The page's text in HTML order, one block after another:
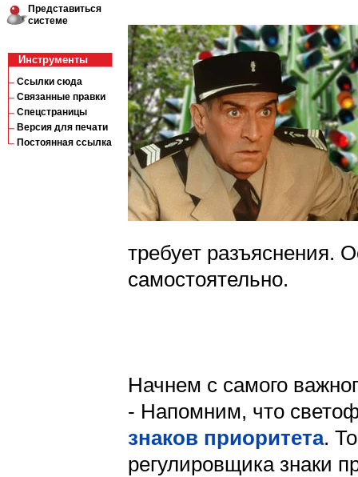
Представиться
системе
Инструменты
Ссылки сюда
Связанные правки
Спецстраницы
Версия для печати
Постоянная ссылка
требует разъяснения.
самостоятельно.
Начнем с самого
- Напомним, что
знаков приоритета.
регулировщика знаки